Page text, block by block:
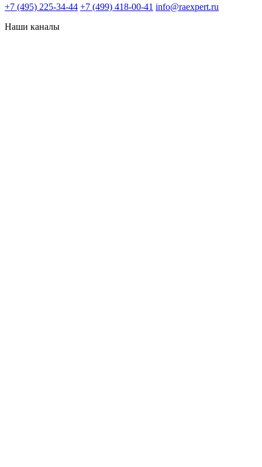
+7 (495) 225-34-44 +7 (499) 418-00-41 info@raexpert.ru
Наши каналы